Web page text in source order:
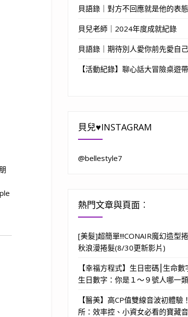
貝語錄｜對方不回應就是他的表態
貝兒老師｜2024年度成就紀錄
貝語錄｜期待別人愛你前先愛自己
【活動紀錄】聊心話大冒險桌
貝兒♥INSTAGRAM
@bellestyle7
熱門文章與頁面︰
[美髮]超簡單!!!CONAIR魔幻造型
秋浪漫捲髮(8/30更新影片)
【幸福方程式】生日密碼⎮生命數
生日數字：你是１～９號人哪一
【醫美】高CP值雙線音波初體驗
所：效率控、小資女必看的寶藏